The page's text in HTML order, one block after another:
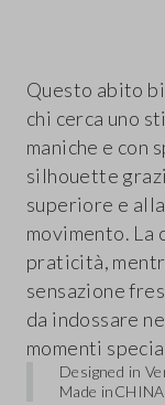
Questo abito
chi cerca uno
maniche e con
silhouette
superiore e
movimento. La
praticità,
sensazione
da indossare
momenti
Designed in
Made inCHINA